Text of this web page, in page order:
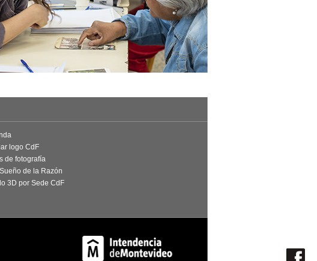
logo CdF
de fotografía
de la Razón
3D por Sede CdF